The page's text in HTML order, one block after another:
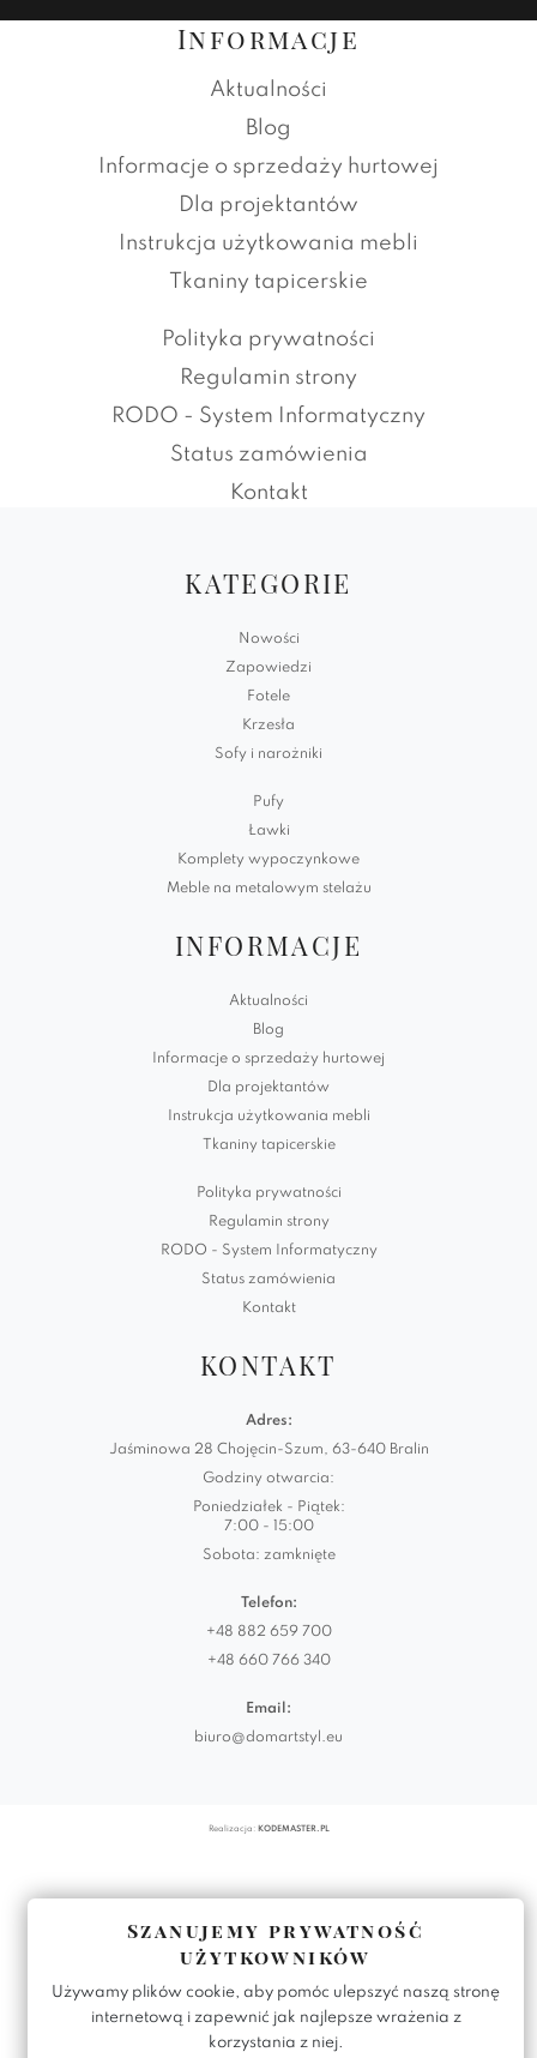
Informacje
Aktualności
Blog
Informacje o sprzedaży hurtowej
Dla projektantów
Instrukcja użytkowania mebli
Tkaniny tapicerskie
Polityka prywatności
Regulamin strony
RODO - System Informatyczny
Status zamówienia
Kontakt
KATEGORIE
Nowości
Zapowiedzi
Fotele
Krzesła
Sofy i narożniki
Pufy
Ławki
Komplety wypoczynkowe
Meble na metalowym stelażu
INFORMACJE
Aktualności
Blog
Informacje o sprzedaży hurtowej
Dla projektantów
Instrukcja użytkowania mebli
Tkaniny tapicerskie
Polityka prywatności
Regulamin strony
RODO - System Informatyczny
Status zamówienia
Kontakt
KONTAKT
Adres:
Jaśminowa 28 Chojęcin-Szum, 63-640 Bralin
Godziny otwarcia:
Poniedziałek - Piątek:
7:00 - 15:00
Sobota: zamknięte
Telefon:
+48 882 659 700
+48 660 766 340
Email:
biuro@domartstyl.eu
Realizacja: KODEMASTER.PL
Szanujemy prywatność
użytkowników
Używamy plików cookie, aby pomóc ulepszyć naszą stronę
internetową i zapewnić jak najlepsze wrażenia z
korzystania z niej.